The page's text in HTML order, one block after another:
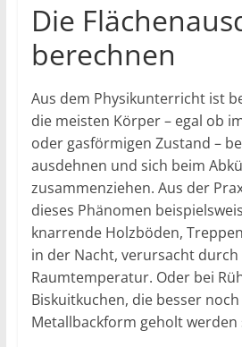
Die
berechnen
Aus dem Physikunterricht ist
die meisten Körper – egal ob
oder gasförmigen Zustand –
ausdehnen und sich beim
zusammenziehen. Aus der
dieses Phänomen
knarrende Holzböden,
in der Nacht, verursacht
Raumtemperatur. Oder bei
Biskuitkuchen, die besser
Metallbackform geholt werden